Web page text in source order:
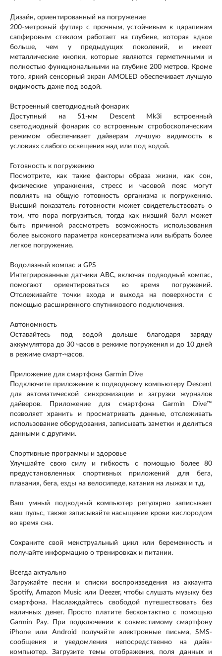
Дизайн, ориентированный на погружение
200-метровый футляр с прочным, устойчивым к царапинам
сапфировым стеклом работает на глубине, которая вдвое
больше, чем у предыдущих поколений, и имеет
металлические кнопки, которые являются герметичными и
полностью функциональными на глубине 200 метров. Кроме
того, яркий сенсорный экран AMOLED обеспечивает лучшую
видимость даже под водой.
Встроенный светодиодный фонарик
Доступный на 51-мм Descent Mk3i встроенный
светодиодный фонарик со встроенным стробоскопическим
режимом обеспечивает дайверам лучшую видимость в
условиях слабого освещения над или под водой.
Готовность к погружению
Посмотрите, как такие факторы образа жизни, как сон,
физические упражнения, стресс и часовой пояс могут
повлиять на общую готовность организма к погружению.
Высший показатель готовности может свидетельствовать о
том, что пора погрузиться, тогда как низший балл может
быть причиной рассмотреть возможность использования
более высокого параметра консерватизма или выбрать более
легкое погружение.
Водолазный компас и GPS
Интегрированные датчики ABC, включая подводный компас,
помогают ориентироваться во время погружений.
Отслеживайте точки входа и выхода на поверхности с
помощью расширенного спутникового подключения.
Автономность
Оставайтесь под водой дольше благодаря заряду
аккумулятора до 30 часов в режиме погружения и до 10 дней
в режиме смарт-часов.
Приложение для смартфона Garmin Dive
Подключите приложение к подводному компьютеру Descent
для автоматической синхронизации и загрузки журналов
дайверов. Приложение для смартфона Garmin Dive™
позволяет хранить и просматривать данные, отслеживать
использование оборудования, записывать заметки и делиться
данными с другими.
Спортивные программы и здоровье
Улучшайте свою силу и гибкость с помощью более 80
предустановленных спортивных приложений для бега,
плавания, бега, езды на велосипеде, катания на лыжах и т.д.
Ваш умный подводный компьютер регулярно записывает
ваш пульс, также записывайте насыщение крови кислородом
во время сна.
Сохраните свой менструальный цикл или беременность и
получайте информацию о тренировках и питании.
Всегда актуально
Загружайте песни и списки воспроизведения из аккаунта
Spotify, Amazon Music или Deezer, чтобы слушать музыку без
смартфона. Наслаждайтесь свободой путешествовать без
наличных денег. Просто платите бесконтактно с помощью
Garmin Pay. При подключении к совместимому смартфону
iPhone или Android получайте электронные письма, SMS-
сообщения и уведомления непосредственно на дайв-
компьютер. Загрузите темы отображения, поля данных и